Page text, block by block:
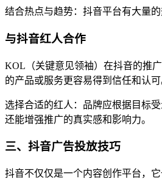
结合热点与趋势：抖音平台有大量
与抖音红人合作
KOL（关键意见领袖）在抖音的推
的产品或服务更容易得到信任和认可
选择合适的红人：品牌应根据目标
还能增强推广的真实感和影响力。
三、抖音广告投放技巧
抖音不仅仅是一个内容创作平台，